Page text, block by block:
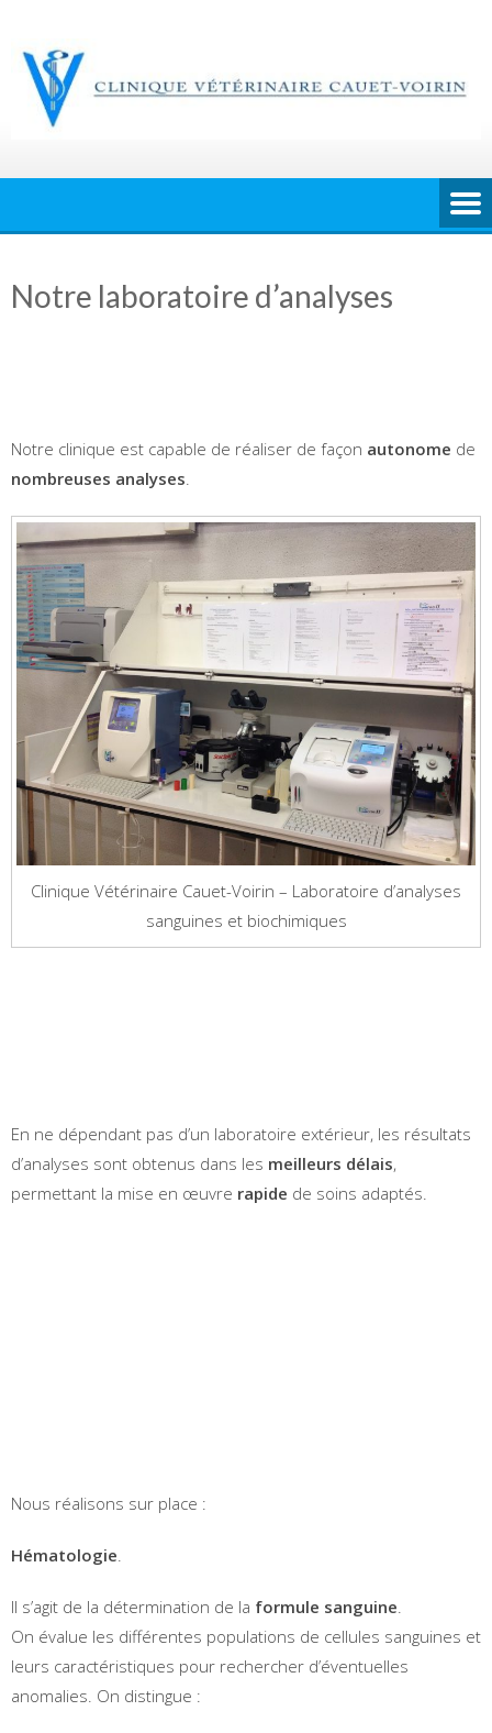
content
Notre laboratoire d’analyses
Notre clinique est capable de réaliser de façon autonome de
nombreuses analyses
Clinique Vétérinaire Cauet-Voirin – Laboratoire d’analyses
sanguines et biochimiques
En ne dépendant pas d’un laboratoire extérieur, les résultats
d’analyses sont obtenus dans les meilleurs délais,
permettant la mise en œuvre rapide de soins adaptés.
Nous réalisons sur place :
Hématologie
Il s’agit de la détermination de la formule sanguine
On évalue les différentes populations de cellules sanguines et
leurs caractéristiques pour rechercher d’éventuelles
anomalies. On distingue :